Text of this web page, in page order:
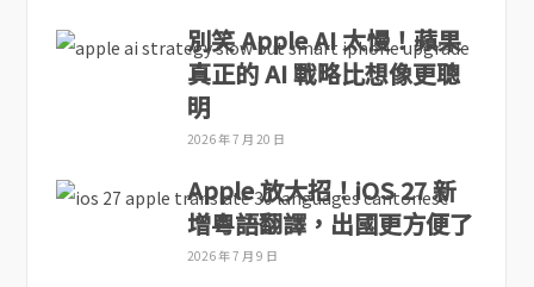
別笑 Apple AI 太慢！蘋果
真正的 AI 戰略比想像更聰
明
2026 年 7 月 20 日
Apple 放大招！iOS 27 新
增粵語翻譯，出國更方便了
2026 年 7 月 9 日